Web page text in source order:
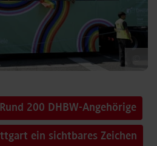
200 DHBW-Angehörige
ein sichtbares Zeichen